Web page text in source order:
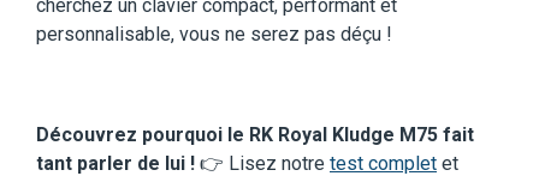
cherchez un clavier compact, performant et
personnalisable, vous ne serez pas déçu !
Découvrez pourquoi le RK Royal Kludge M75 fait
tant parler de lui ! 👉 Lisez notre test complet et